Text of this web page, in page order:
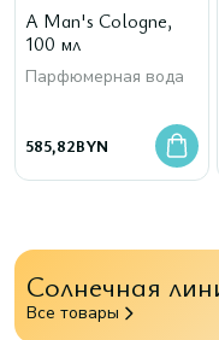
A Man's Cologne,
100 мл
Парфюмерная вода
585,82BYN
Солнечная
Все товары